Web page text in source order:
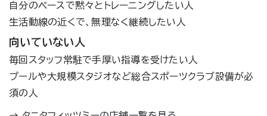
自分のペースで黙々とトレーニングしたい人
生活動線の近くで、無理なく継続したい人
向いていない人
毎回スタッフ常駐で手厚い指導を受けたい人
プールや大規模スタジオなど総合スポーツクラブ設備が必
須の人